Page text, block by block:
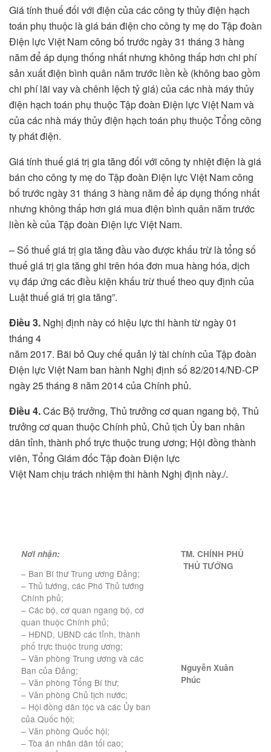
Giá tính thuế đối với điện của các công ty thủy điện hạch
toán phụ thuộc là giá bán điện cho công ty mẹ do Tập đoàn
Điện lực Việt Nam công bố trước ngày 31 tháng 3 hàng
năm để áp dụng thống nhất nhưng không thấp hơn chi phí
sản xuất điện bình quân năm trước liền kề (không bao gồm
chi phí lãi vay và chênh lệch tỷ giá) của các nhà máy thủy
điện hạch toán phụ thuộc Tập đoàn Điện lực Việt Nam và
của các nhà máy thủy điện hạch toán phụ thuộc Tổng công
ty phát điện.
Giá tính thuế giá trị gia tăng đối với công ty nhiệt điện là giá
bán cho công ty mẹ do Tập đoàn Điện lực Việt Nam công
bố trước ngày 31 tháng 3 hàng năm để áp dụng thống nhất
nhưng không thấp hơn giá mua điện bình quân năm trước
liền kề của Tập đoàn Điện lực Việt Nam.
– Số thuế giá trị gia tăng đầu vào được khấu trừ là tổng số
thuế giá trị gia tăng ghi trên hóa đơn mua hàng hóa, dịch
vụ đáp ứng các điều kiện khấu trừ thuế theo quy định của
Luật thuế giá trị gia tăng”.
Điều 3. Nghị định này có hiệu lực thi hành từ ngày 01
tháng 4
năm 2017. Bãi bỏ Quy chế quản lý tài chính của Tập đoàn
Điện lực Việt Nam ban hành Nghị định số 82/2014/NĐ-CP
ngày 25 tháng 8 năm 2014 của Chính phủ.
Điều 4.Các Bộ trưởng, Thủ trưởng cơ quan ngang bộ, Thủ
trưởng cơ quan thuộc Chính phủ, Chủ tịch Ủy ban nhân
dân tỉnh, thành phố trực thuộc trung ương; Hội đồng thành
viên, Tổng Giám đốc Tập đoàn Điện lực
Việt Nam chịu trách nhiệm thi hành Nghị định này./.
Nơi nhận:
– Ban Bí thư Trung ương Đảng;
– Thủ tướng, các Phó Thủ tướng
Chính phủ;
– Các bộ, cơ quan ngang bộ, cơ
quan thuộc Chính phủ;
– HĐND, UBND các tỉnh, thành
phố trực thuộc trung ương;
– Văn phòng Trung ương và các
Ban của Đảng;
– Văn phòng Tổng Bí thư;
– Văn phòng Chủ tịch nước;
– Hội đồng dân tộc và các Ủy ban
của Quốc hội;
– Văn phòng Quốc hội;
– Tòa án nhân dân tối cao;
TM. CHÍNH PHỦ
THỦ TƯỚNG
Nguyễn Xuân
Phúc